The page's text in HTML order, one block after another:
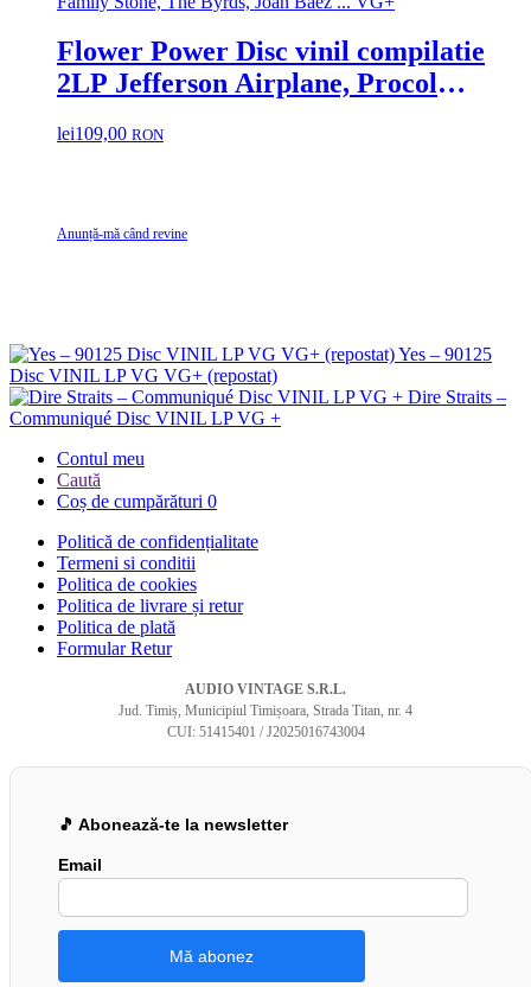
Flower Power Disc vinil compilatie
2LP Jefferson Airplane, Procol
& The Family Stone, The Byrds, Joan
lei109,00 RON
Anunță-mă când revine
Yes – 90125
Disc VINIL LP VG VG+ (repostat)
Dire Straits –
Communiqué Disc VINIL LP VG +
Contul meu
Caută
Coș de cumpărături 0
Politică de confidențialitate
Termeni si conditii
Politica de cookies
Politica de livrare și retur
Politica de plată
Formular Retur
AUDIO VINTAGE S.R.L.
Jud. Timiș, Municipiul Timișoara, Strada Titan, nr. 4
CUI: 51415401 / J2025016743004
🎵 Abonează-te la newsletter
Email